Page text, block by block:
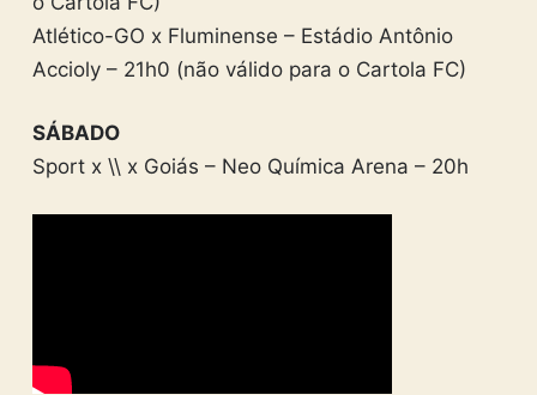
Atlético-GO x Fluminense – Estádio Antônio
Accioly – 21h0 (não válido para o Cartola FC)
SÁBADO
Sport x \\ x Goiás – Neo Química Arena – 20h